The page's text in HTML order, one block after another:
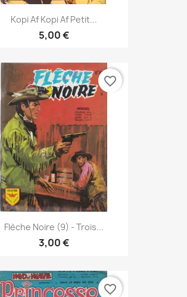
Kopi Af Kopi Af Petit...
5,00 €
Flèche Noire (9) - Trois...
3,00 €
favorite_border
favorite_border